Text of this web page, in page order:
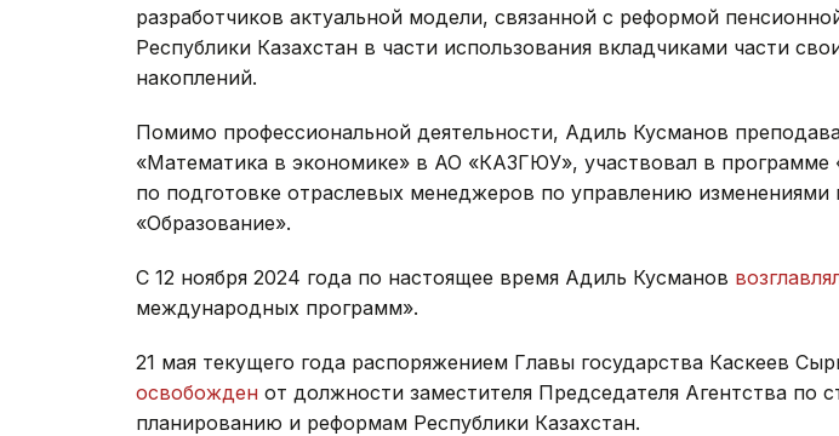
разработчиков актуальной модели, связанной с реформой
Республики Казахстан в части использования вкладчиками части
накоплений.
Помимо профессиональной деятельности, Адиль Кусманов
«Математика в экономике» в АО «КАЗГЮУ», участвовал в программе
по подготовке отраслевых менеджеров по управлению изменениями
«Образование».
С 12 ноября 2024 года по настоящее время Адиль Кусманов
международных программ».
21 мая текущего года распоряжением Главы государства Каскеев
освобожден от должности заместителя Председателя Агентства по
планированию и реформам Республики Казахстан.